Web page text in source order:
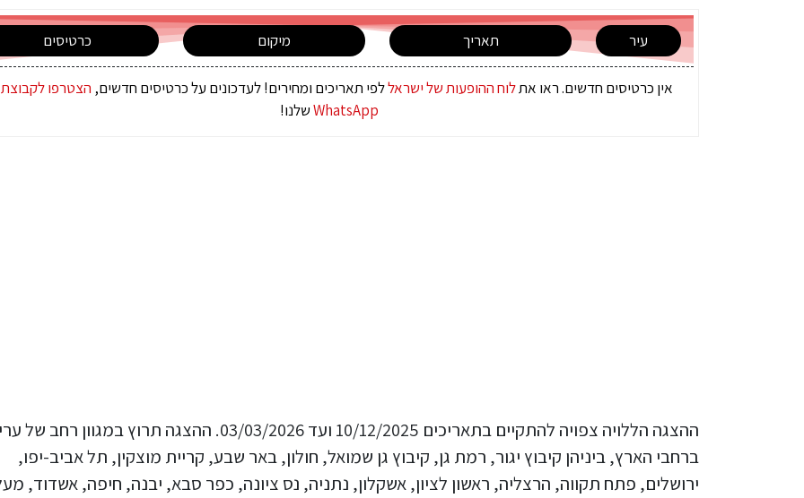
עיר תאריך מיקום כרטיסים
אין כרטיסים חדשים. ראו אתלוח ההופעות של ישראללפי תאריכים ומחירים! לעדכונים על כרטיסים חדשים, הצטרפו
WhatsAppשלנו!
ההצגה הללויה צפויה להתקיים בתאריכים 10/12/2025 ועד 03/03/2026. ההצגה תרוץ במגוון רחב
ברחבי הארץ, ביניהן קיבוץ יגור, רמת גן, קיבוץ גן שמואל, חולון, באר שבע, קריית מוצקין, תל אביב-יפו,
ירושלים, פתח תקווה, הרצליה, ראשון לציון, אשקלון, נתניה, נס ציונה, כפר סבא, יבנה, חיפה, אשדוד,